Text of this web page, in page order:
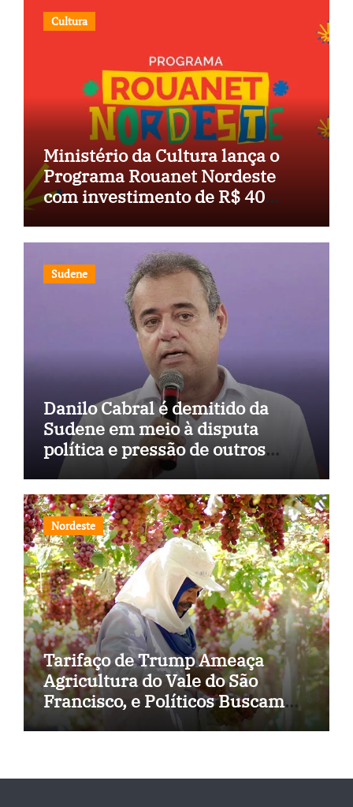
Cultura
Ministério da Cultura lança o
Programa Rouanet Nordeste
com investimento de R$ 40
Sudene
Danilo Cabral é demitido da
Sudene em meio à disputa
política e pressão de outros
estados
Nordeste
Tarifaço de Trump Ameaça
Agricultura do Vale do São
Francisco, e Políticos Buscam
Soluções